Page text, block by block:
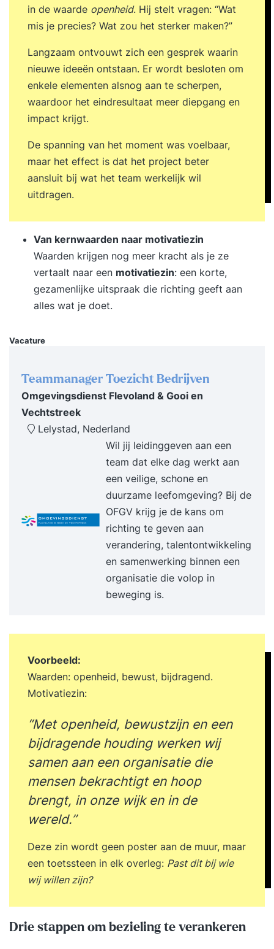
auditresultaten en klantenklachten door u
geauditeerd. De volgende onderwerpen worden
onderdeel wordt het auditeren gepositioneerd
binnen procesmanagement, bedrijfsrisico’s en de
rol van het management. De verschillende
soorten audits en de inzet van elk soort worden
behandeld. Ook komt de organisatie van een
audit aan bod en wordt de structuur en
toepassing van auditvragenlijsten behandeld.
Oefening kwalitatieve auditvragenlijst opstellen
Oefening auditplan opstellen met een juiste
audit-uitvoering. U wordt intensief getraind in
interviewtechnieken Valkuilen die de
samenwerking tussen de auditors en
geauditeerden kunnen verstoren Kritische
succesfactoren voor een goede auditrappotage
Rollenspel audit-uitvoering deel 2 en 3 Het
auditor en geauditeerden en het management
TERUGKOM-SESSIE! De enige manier om een
goede (interne) auditor te worden is de
vaardigheden uit de training in de praktijk te
brengen. Hiervoor moet u, in uw eigen
organisatie, aan de slag. Gaandeweg zult u
merken dat u nog moeilijkheden tegenkomt, of
de scherpe lijntjes van de theorie niet meer goed
weet. Enkele malen per jaar organiseren we een
aantal (online) terugkom-sessies van een halve
dag. In deze sessies is ruimte voor: Het stellen
van uw specifieke vragen (deze gelieve van
tevoren aan te leveren) Het schrijven van
bevindingen oefenen Het beoordelen van de
reacties op uw bevindingen Wat er gedaan moet
worden om een audit bevinding af te kunnen
wensen en de vragen van u als deelnemer. Het
gaat er vooral om dat u in de gelegenheid wordt
gesteld in te gaan op de obstakels die u
tegenkomt tijdens het uitvoeren van uw audits.
geven en uitleggen hoe ze werken. De handigheid
moet u opdoen in de praktijk. Met onze terugkom
sessies willen we hulp bieden om uw
vaardigheden op een nog hoger niveau te krijgen.
Na de interne auditor training zullen wij contact
met u opnemen over de data van de terugkom-
sessies. U kunt dan zelf kiezen welke datum u het
in de waarde openheid. Hij stelt vragen: “Wat
mis je precies? Wat zou het sterker maken?”
Langzaam ontvouwt zich een gesprek waarin
nieuwe ideeën ontstaan. Er wordt besloten om
enkele elementen alsnog aan te scherpen,
waardoor het eindresultaat meer diepgang en
impact krijgt.
De spanning van het moment was voelbaar,
maar het effect is dat het project beter
aansluit bij wat het team werkelijk wil
uitdragen.
Van kernwaarden naar motivatiezin
Waarden krijgen nog meer kracht als je ze
vertaalt naar een motivatiezin: een korte,
gezamenlijke uitspraak die richting geeft aan
alles wat je doet.
Vacature
Teammanager Toezicht Bedrijven
Omgevingsdienst Flevoland & Gooi en
Vechtstreek
Lelystad, Nederland
Wil jij leidinggeven aan een
team dat elke dag werkt aan
een veilige, schone en
duurzame leefomgeving? Bij de
OFGV krijg je de kans om
richting te geven aan
verandering, talentontwikkeling
en samenwerking binnen een
organisatie die volop in
beweging is.
Voorbeeld:
Waarden: openheid, bewust, bijdragend.
Motivatiezin:
“Met openheid, bewustzijn en een
bijdragende houding werken wij
samen aan een organisatie die
mensen bekrachtigt en hoop
brengt, in onze wijk en in de
wereld.”
Deze zin wordt geen poster aan de muur, maar
een toetssteen in elk overleg: Past dit bij wie
wij willen zijn?
Drie stappen om bezieling te verankeren